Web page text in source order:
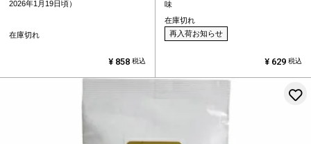
2026年1月19日頃）
在庫切れ
¥ 858 税込
味
在庫切れ
再入荷お知らせ
¥ 629 税込